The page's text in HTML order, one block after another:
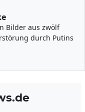
Bilder aus zwölf
durch Putins